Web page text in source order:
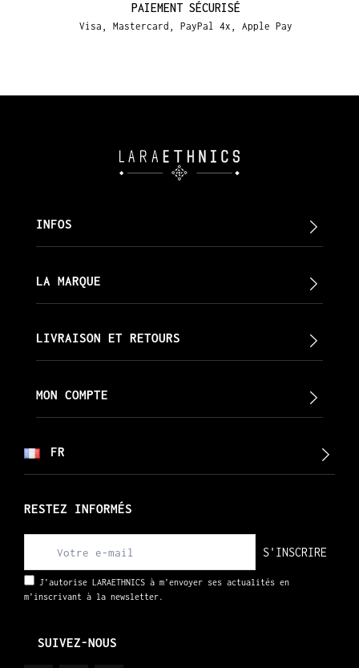
PAIEMENT SÉCURISÉ
Visa, Mastercard, PayPal 4x, Apple Pay
INFOS
LA MARQUE
LIVRAISON ET RETOURS
MON COMPTE
FR
RESTEZ INFORMÉS
S'INSCRIRE
J’autorise LARAETHNICS à m’envoyer ses actualités en
m’inscrivant à la newsletter.
SUIVEZ-NOUS